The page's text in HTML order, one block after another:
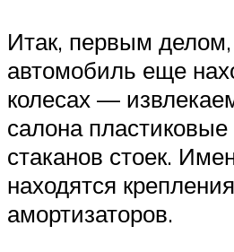
Итак, первым делом,
автомобиль еще
колесах —
салона пластиковые
стаканов стоек.
находятся крепления
амортизаторов.